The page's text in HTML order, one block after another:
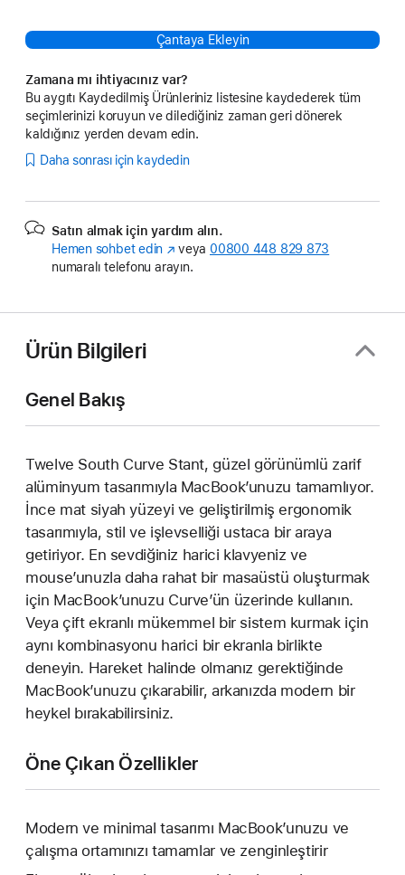
Çantaya Ekleyin
Zamana mı ihtiyacınız var?
Bu aygıtı Kaydedilmiş Ürünleriniz listesine kaydederek tüm
seçimlerinizi koruyun ve dilediğiniz zaman geri dönerek
kaldığınız yerden devam edin.
Daha sonrası için kaydedin
Satın almak için yardım alın.
Hemen sohbet edin (Yeni
pencerede
veya 00800 448 829 873
numaralı telefonu arayın.
Ürün Bilgileri
Genel Bakış
Twelve South Curve Stant, güzel görünümlü zarif
alüminyum tasarımıyla MacBook’unuzu tamamlıyor.
İnce mat siyah yüzeyi ve geliştirilmiş ergonomik
tasarımıyla, stil ve işlevselliği ustaca bir araya
getiriyor. En sevdiğiniz harici klavyeniz ve
mouse’unuzla daha rahat bir masaüstü oluşturmak
için MacBook’unuzu Curve’ün üzerinde kullanın.
Veya çift ekranlı mükemmel bir sistem kurmak için
aynı kombinasyonu harici bir ekranla birlikte
deneyin. Hareket halinde olmanız gerektiğinde
MacBook’unuzu çıkarabilir, arkanızda modern bir
heykel bırakabilirsiniz.
Öne Çıkan Özellikler
Modern ve minimal tasarımı MacBook’unuzu ve
çalışma ortamınızı tamamlar ve zenginleştirir